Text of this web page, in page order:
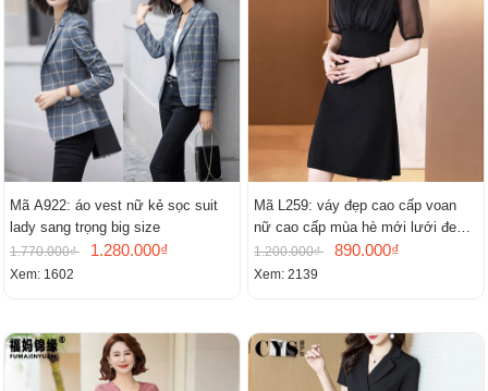
Mã A922: áo vest nữ kẻ sọc suit
lady sang trọng big size
1.770.000₫ 1.280.000₫
Xem: 1602
Mã L259: váy đẹp cao cấp voan
nữ cao cấp mùa hè mới lưới đen
cao cấp khí chất nhỏ tay ngắn
1.200.000₫ 890.000₫
Xem: 2139